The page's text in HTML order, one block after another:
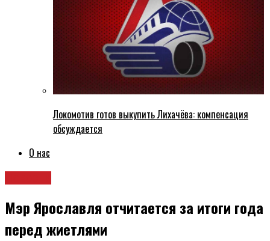
Локомотив готов выкупить Лихачёва: компенсация
обсуждается
О нас
Мэр Ярославля отчитается за итоги года
перед жиетлями